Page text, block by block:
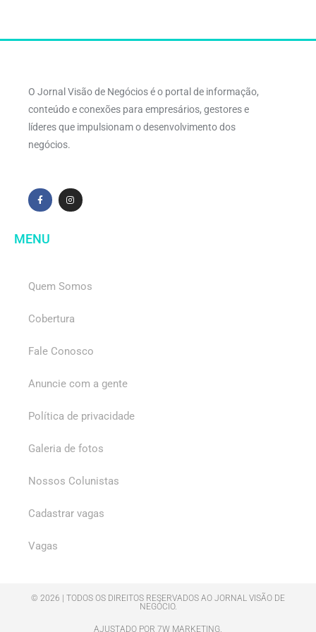
O Jornal Visão de Negócios é o portal de informação,
conteúdo e conexões para empresários, gestores e
líderes que impulsionam o desenvolvimento dos
negócios.
MENU
Quem Somos
Cobertura
Fale Conosco
Anuncie com a gente
Política de privacidade
Galeria de fotos
Nossos Colunistas
Cadastrar vagas
Vagas
© 2026 | TODOS OS DIREITOS RESERVADOS AO JORNAL VISÃO DE
NEGÓCIO.
AJUSTADO POR 7W MARKETING.